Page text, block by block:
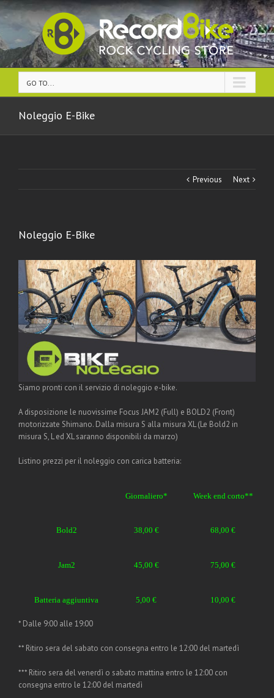
GO TO...
Noleggio E-Bike
Previous Next
Noleggio E-Bike
Siamo pronti con il servizio di noleggio e-bike.
A disposizione le nuovissime Focus JAM2 (Full) e BOLD2 (Front)
motorizzate Shimano. Dalla misura S alla misura XL (Le Bold2 in
misura S, L ed XL saranno disponibili da marzo)
Listino prezzi per il noleggio con carica batteria:
Giornaliero* Week end corto**
Bold2 38,00 € 68,00 €
Jam2 45,00 € 75,00 €
Batteria aggiuntiva 5,00 € 10,00 €
* Dalle 9:00 alle 19:00
** Ritiro sera del sabato con consegna entro le 12:00 del martedì
*** Ritiro sera del venerdì o sabato mattina entro le 12:00 con
consegna entro le 12:00 del martedì